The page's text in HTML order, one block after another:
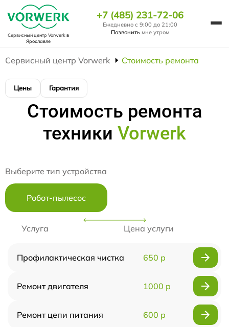
Сервисный центр Vorwerkв
Ярославле
+7 (485) 231-72-06
Ежедневно с 9:00 до 21:00
Позвонить мне утром
Сервисный центр Vorwerk Стоимость ремонта
Цены Гарантия
Стоимость ремонта
техники Vorwerk
Выберите тип устройства
Робот-пылесос
Услуга Цена услуги
Профилактическая чистка 650 р
Ремонт двигателя 1000 р
Ремонт цепи питания 600 р